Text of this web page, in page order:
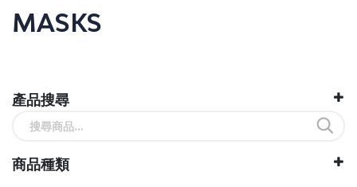
MASKS
產品搜尋
關
鍵
商品種類